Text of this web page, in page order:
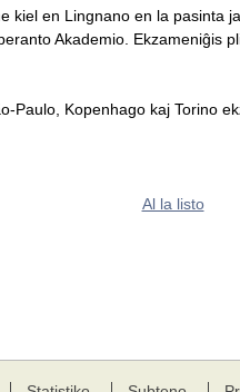
kiel en Lingnano en la pasinta
Akademio. Ekzameniĝis
Paulo, Kopenhago kaj Torino
Al la listo